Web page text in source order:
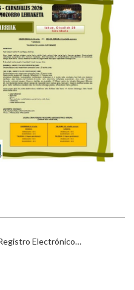
Electrónico…